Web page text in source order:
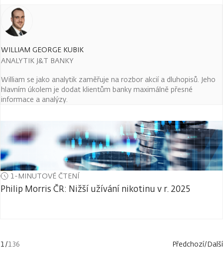
WILLIAM GEORGE KUBIK
ANALYTIK J&T BANKY
William se jako analytik zaměřuje na rozbor akcií a dluhopisů. Jeho
hlavním úkolem je dodat klientům banky maximálně přesné
informace a analýzy.
1-MINUTOVÉ ČTENÍ
Philip Morris ČR: Nižší užívání nikotinu v r. 2025
1/136 Předchozí/Další